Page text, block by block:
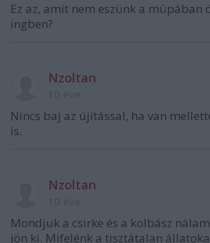
Ez az, amit nem eszünk a müpában
ingben?
Nzoltan
Nincs baj az újítással, ha van
is.
Nzoltan
Mondjuk a csirke és a kolbász
jön ki. Mifelénk a tisztátalan